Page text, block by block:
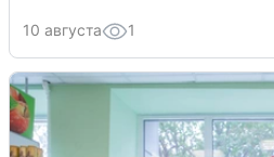
10 августа 1